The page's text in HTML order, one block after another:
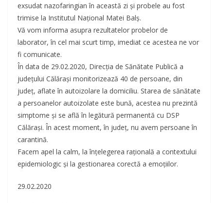
exsudat nazofaringian în această zi și probele au fost
trimise la Institutul Național Matei Balș.
Vă vom informa asupra rezultatelor probelor de
laborator, în cel mai scurt timp, imediat ce acestea ne vor
fi comunicate.
În data de 29.02.2020, Direcția de Sănătate Publică a
județului Călărași monitorizează 40 de persoane, din
județ, aflate în autoizolare la domiciliu. Starea de sănătate
a persoanelor autoizolate este bună, acestea nu prezintă
simptome și se află în legătură permanentă cu DSP
Călărași. În acest moment, în județ, nu avem persoane în
carantină.
Facem apel la calm, la înțelegerea rațională a contextului
epidemiologic și la gestionarea corectă a emoțiilor.
29.02.2020